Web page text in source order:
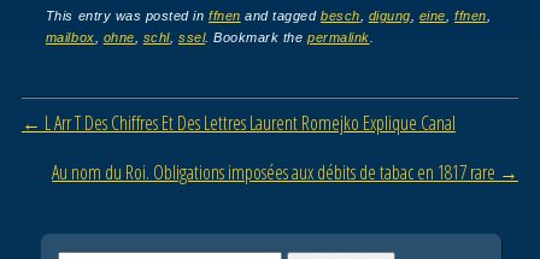
c
e
b
o
o
tt
er
ail
ta
g
er
This entry was posted inffnen and tagged besch digung eine ,ffnen
mailbox
ohne schl, ssel. Bookmark the permalink
Post navigation
← L Arr T Des Chiffres Et Des Lettres Laurent Romejko Explique Canal
Au nom du Roi. Obligations imposées aux débits de tabac en 1817 rare →